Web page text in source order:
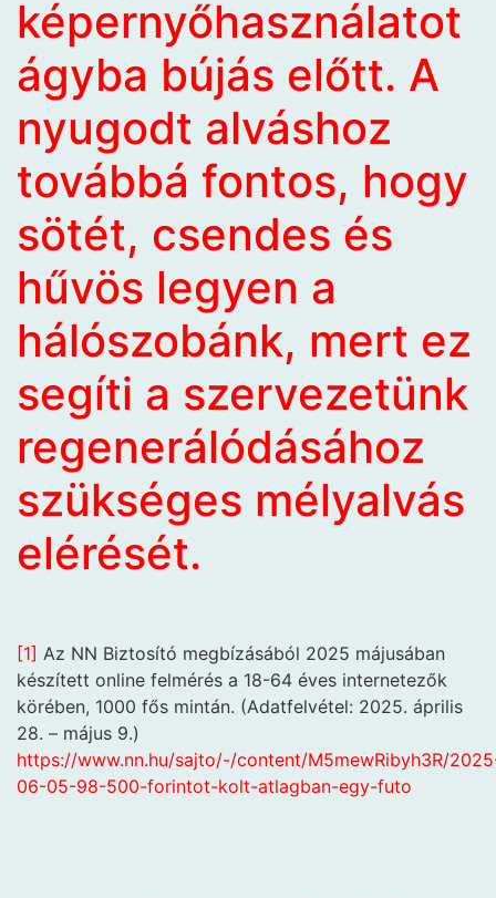
képernyőhasználatot
ágyba bújás előtt. A
nyugodt alváshoz
továbbá fontos, hogy
sötét, csendes és
hűvös legyen a
hálószobánk, mert ez
segíti a szervezetünk
regenerálódásához
szükséges mélyalvás
elérését.
[1] Az NN Biztosító megbízásából 2025 májusában
készített online felmérés a 18-64 éves internetezők
körében, 1000 fős mintán. (Adatfelvétel: 2025. április
28. – május 9.)
https://www.nn.hu/sajto/-/content/M5mewRibyh3R/
06-05-98-500-forintot-kolt-atlagban-egy-futo